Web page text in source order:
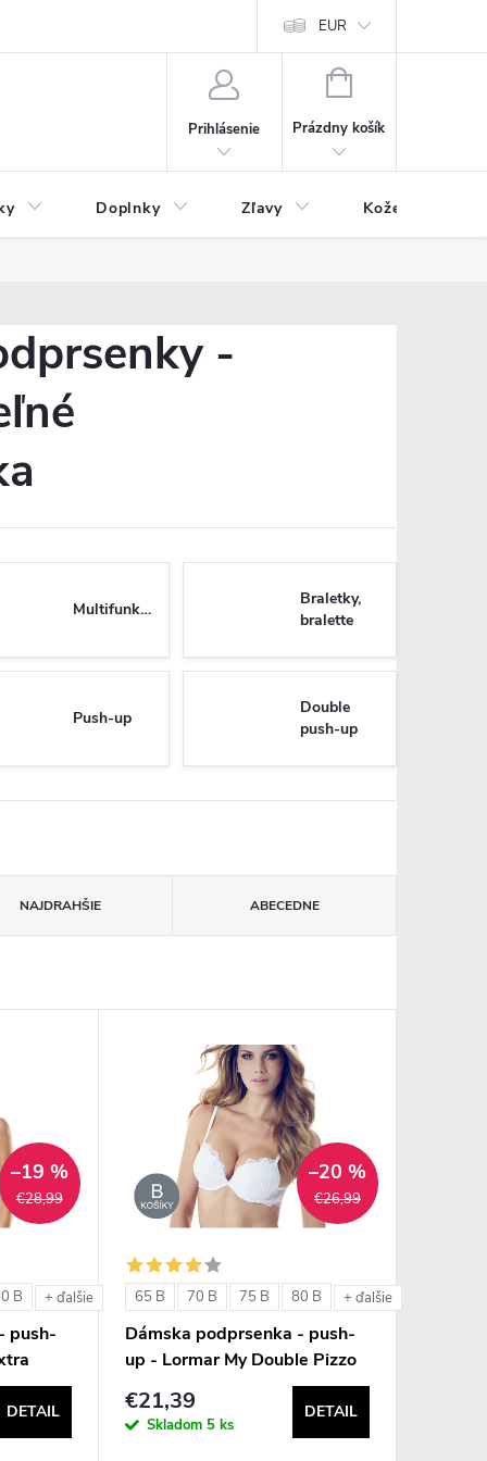
EUR
Prihlásenie
NÁKUPNÝ
Prázdny košík
Doplnky Zľavy Kožený tovar
-
Multifunkčné
Braletky,
bralette
Push-up
Double
push-up
NAJDRAHŠIE ABECEDNE
€28,99
–19 %
B + ďalšie
push-
DETAIL
€26,99
–20 %
65 B 70 B 75 B 80 B + ďalšie
Dámska podprsenka - push-
up - Lormar My Double Pizzo
€21,39
Skladom 5 ks
DETAIL